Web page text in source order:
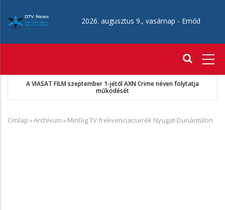
tartalomra
2026. augusztus 9., vasárnap - Emőd
A VIASAT FILM szeptember 1-jétől AXN Crime néven folytatja
működését
Morzsa
Címlap »Archívum »MinDig TV frekvenciacserék Nyugat-Dunántúlon